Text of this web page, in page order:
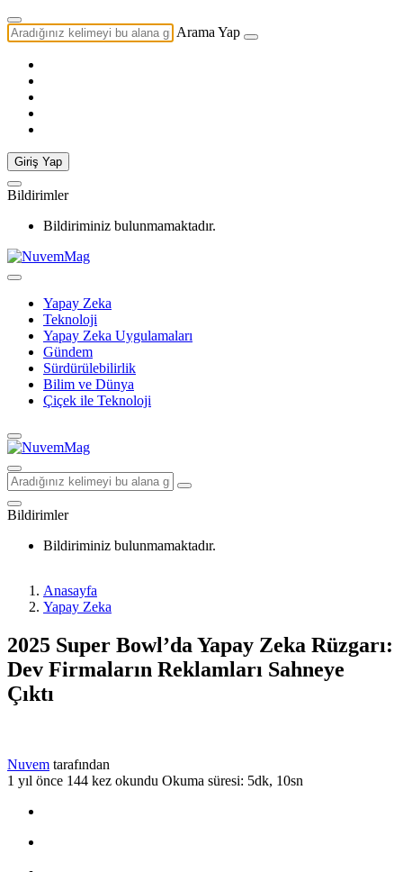
Arama Yap
Giriş Yap
Bildirimler
Bildiriminiz bulunmamaktadır.
Yapay Zeka
Teknoloji
Yapay Zeka Uygulamaları
Gündem
Sürdürülebilirlik
Bilim ve Dünya
Çiçek ile Teknoloji
Bildirimler
Bildiriminiz bulunmamaktadır.
Anasayfa
Yapay Zeka
2025 Super Bowl’da Yapay Zeka Rüzgarı:
Dev Firmaların Reklamları Sahneye
Çıktı
Nuvem tarafından
1 yıl önce 144 kez okundu Okuma süresi: 5dk, 10sn